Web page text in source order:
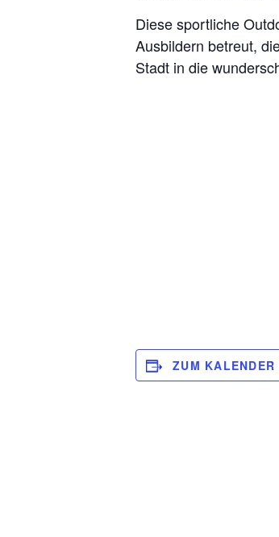
Diese sportliche
Ausbildern betreut,
Stadt in die
ZUM KALENDER